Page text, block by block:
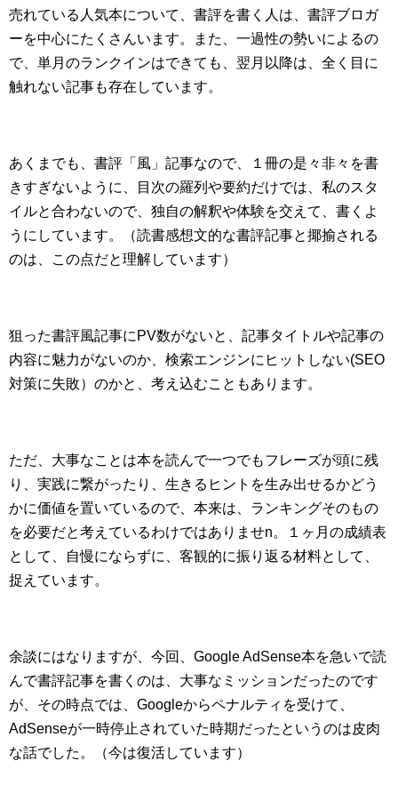
売れている人気本について、書評を書く人は、書評ブロガ
ーを中心にたくさんいます。また、一過性の勢いによるの
で、単月のランクインはできても、翌月以降は、全く目に
触れない記事も存在しています。
あくまでも、書評「風」記事なので、１冊の是々非々を書
きすぎないように、目次の羅列や要約だけでは、私のスタ
イルと合わないので、独自の解釈や体験を交えて、書くよ
うにしています。（読書感想文的な書評記事と揶揄される
のは、この点だと理解しています）
狙った書評風記事にPV数がないと、記事タイトルや記事の
内容に魅力がないのか、検索エンジンにヒットしない(SEO
対策に失敗）のかと、考え込むこともあります。
ただ、大事なことは本を読んで一つでもフレーズが頭に残
り、実践に繋がったり、生きるヒントを生み出せるかどう
かに価値を置いているので、本来は、ランキングそのもの
を必要だと考えているわけではありませn。１ヶ月の成績表
として、自慢にならずに、客観的に振り返る材料として、
捉えています。
余談にはなりますが、今回、Google AdSense本を急いで読
んで書評記事を書くのは、大事なミッションだったのです
が、その時点では、Googleからペナルティを受けて、
AdSenseが一時停止されていた時期だったというのは皮肉
な話でした。（今は復活しています）